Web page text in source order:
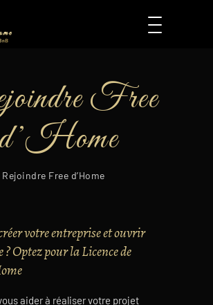
Free
d’Home
Rejoindre Free d’Home
votre entreprise et ouvrir
Optez pour la Licence de
aider à réaliser votre projet